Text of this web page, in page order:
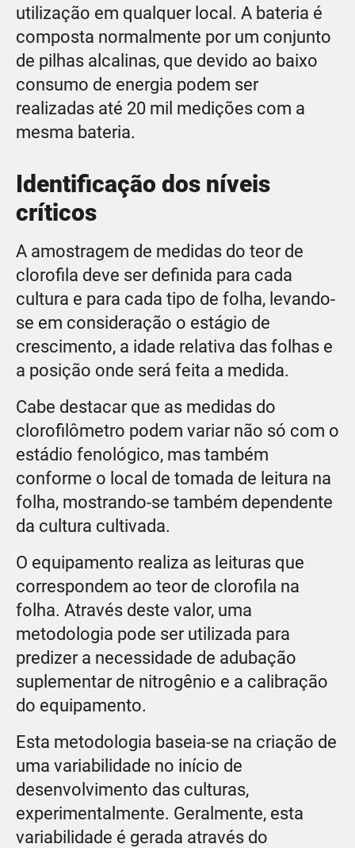
utilização em qualquer local. A bateria é
composta normalmente por um conjunto
de pilhas alcalinas, que devido ao baixo
consumo de energia podem ser
realizadas até 20 mil medições com a
mesma bateria.
Identificação dos níveis
críticos
A amostragem de medidas do teor de
clorofila deve ser definida para cada
cultura e para cada tipo de folha, levando-
se em consideração o estágio de
crescimento, a idade relativa das folhas e
a posição onde será feita a medida.
Cabe destacar que as medidas do
clorofilômetro podem variar não só com o
estádio fenológico, mas também
conforme o local de tomada de leitura na
folha, mostrando-se também dependente
da cultura cultivada.
O equipamento realiza as leituras que
correspondem ao teor de clorofila na
folha. Através deste valor, uma
metodologia pode ser utilizada para
predizer a necessidade de adubação
suplementar de nitrogênio e a calibração
do equipamento.
Esta metodologia baseia-se na criação de
uma variabilidade no início de
desenvolvimento das culturas,
experimentalmente. Geralmente, esta
variabilidade é gerada através do